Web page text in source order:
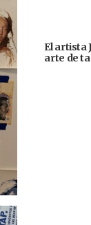
El artista
arte de